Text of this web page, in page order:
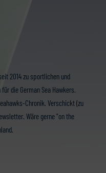
2014 zu sportlichen und
die German Sea Hawkers.
Chronik. Verschickt (zu
Wäre gerne "on the